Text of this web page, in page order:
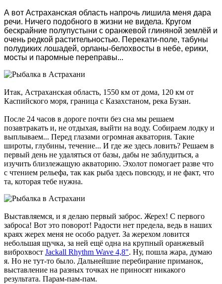
А вот Астраханская область напрочь лишила меня дара
речи. Ничего подобного в жизни не видела. Кругом
бескрайние полупустыни с оранжевой глиняной землёй и
очень редкой растительностью. Перекати-поле, табуны
полудиких лошадей, орланы-белохвосты в небе, ерики,
мосты и паромные переправы...
Итак, Астраханская область, 1550 км от дома, 120 км от
Каспийского моря, граница с Казахстаном, река Бузан.
После 24 часов в дороге почти без сна мы решаем
позавтракать и, не отдыхая, выйти на воду. Собираем лодку и
выплываем... Перед глазами огромная акватория. Такие
широты, глубины, течение... И где же здесь ловить? Решаем в
первый день не удаляться от базы, дабы не заблудиться, а
изучить близлежащую акваторию. Эхолот помогает разве что
с чтением рельефа, так как рыба здесь повсюду, и не факт, что
та, которая тебе нужна.
Выставляемся, и я делаю первый заброс. Жерех! С первого
заброса! Вот это поворот! Радости нет предела, ведь в наших
краях жерех меня не особо радует. За жерехом ловится
небольшая щучка, за ней ещё одна на крупный оранжевый
виброхвост Jackall Rhythm Wave 4,8". Ну, пошла жара, думаю
я. Но не тут-то было. Дальнейшие перебирание приманок,
выставление на разных точках не приносят никакого
результата. Парам-пам-пам.